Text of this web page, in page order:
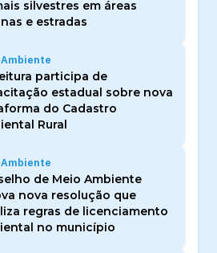
silvestres em áreas
e estradas
participa de
estadual sobre nova
do Cadastro
Rural
de Meio Ambiente
nova resolução que
regras de licenciamento
no município